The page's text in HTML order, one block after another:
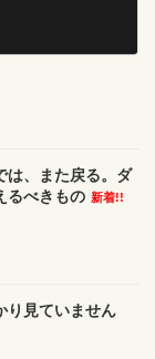
は、また戻る。ダ
るべきもの 新着!!
り見ていません